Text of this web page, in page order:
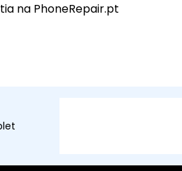
na PhoneRepair.pt